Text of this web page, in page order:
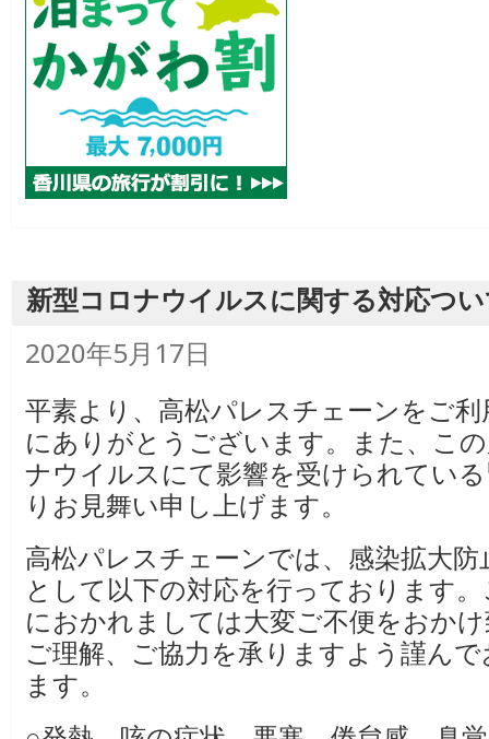
新型コロナウイルスに関する対応つ
投
日:
2020年5月17日
平素より、高松パレスチェーンをご
にありがとうございます。また、こ
ナウイルスにて影響を受けられてい
りお見舞い申し上げます。
高松パレスチェーンでは、感染拡大防
として以下の対応を行っております
におかれましては大変ご不便をおか
ご理解、ご協力を承りますよう謹ん
ます。